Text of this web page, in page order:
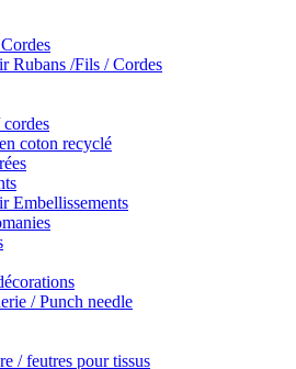
Rubans /Fils / Cordes
coton recyclé
Embellissements
/ Punch needle
/ feutres pour tissus